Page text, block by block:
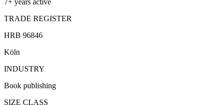
TRADE REGISTER
HRB 96846
Köln
INDUSTRY
Book publishing
SIZE CLASS